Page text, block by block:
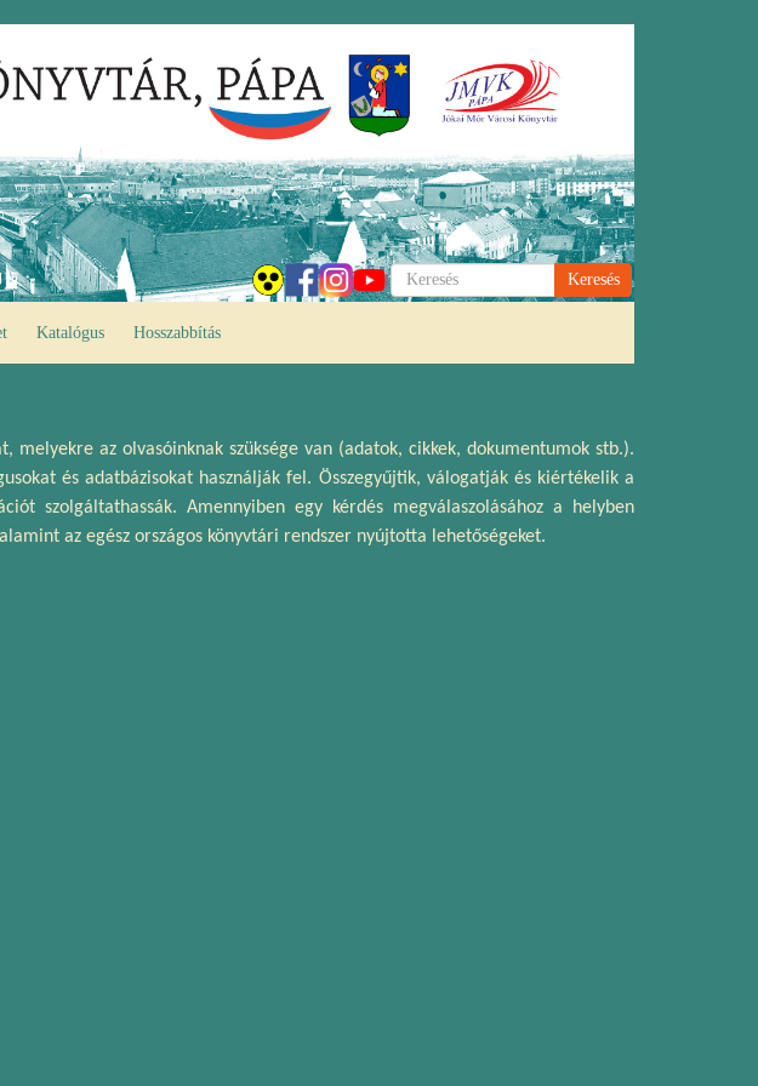
Keresés
Katalógus Hosszabbítás
az olvasóinknak szüksége van (adatok, cikkek, dokumentumok stb.).
és adatbázisokat használják fel. Összegyűjtik, válogatják és kiértékelik a
szolgáltathassák. Amennyiben egy kérdés megválaszolásához a helyben
az egész országos könyvtári rendszer nyújtotta lehetőségeket.